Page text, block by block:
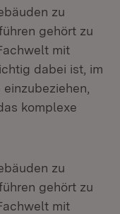
zu
gehört zu
mit
dabei ist, im
komplexe
zu
gehört zu
mit